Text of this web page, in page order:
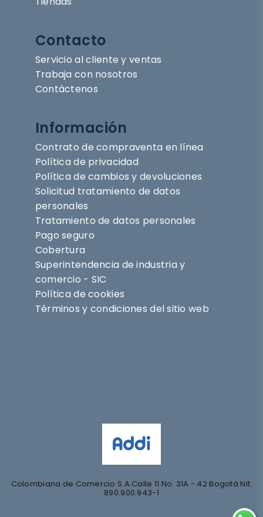
Contacto
Servicio al cliente y ventas
Trabaja con nosotros
Contáctenos
Información
Contrato de compraventa en línea
Política de privacidad
Política de cambios y devoluciones
Solicitud tratamiento de datos
personales
Tratamiento de datos personales
Pago seguro
Cobertura
Superintendencia de industria y
comercio - SIC
Política de cookies
Términos y condiciones del sitio web
Colombiana de Comercio S.A Calle 11 No. 31A - 42 Bogotá Nit:
890.900.943-1